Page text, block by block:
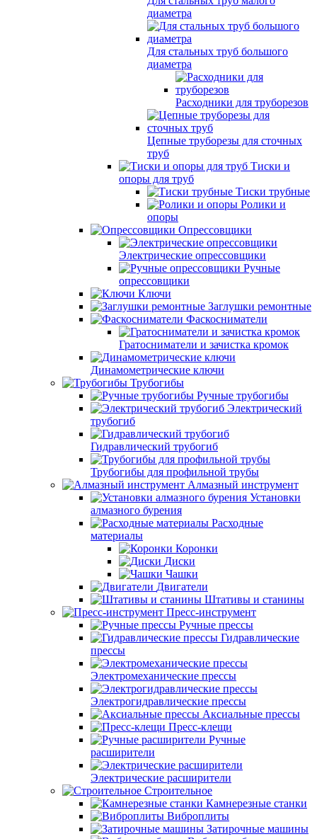
диаметра
Для стальных труб большого
диаметра
Расходники для труборезов
Цепные труборезы для сточных
труб
Тиски и
опоры для труб
Тиски трубные
Ролики и
опоры
Опрессовщики
Электрические опрессовщики
Ручные
опрессовщики
Ключи
Заглушки ремонтные
Фаскосниматели
Гратосниматели и зачистка кромок
Динамометрические ключи
Трубогибы
Ручные трубогибы
Электрический
трубогиб
Гидравлический трубогиб
Трубогибы для профильной трубы
Алмазный инструмент
Установки
алмазного бурения
Расходные
материалы
Коронки
Диски
Чашки
Двигатели
Штативы и станины
Пресс-инструмент
Ручные прессы
Гидравлические
прессы
Электромеханические прессы
Электрогидравлические прессы
Аксиальные прессы
Пресс-клещи
Ручные
расширители
Электрические расширители
Строительное
Камнерезные станки
Виброплиты
Затирочные машины